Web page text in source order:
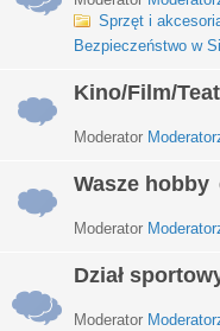
Sprzęt i
Bezpieczeństwo w
Kino/Film/
Moderator
Wasze hobby
Moderator
Dział
Moderator